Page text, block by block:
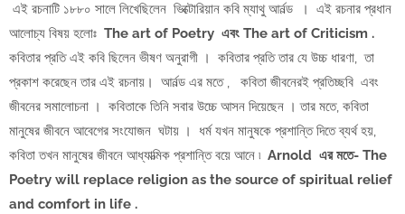
এই রচনাটি ১৮৮০ সালে লিখেছিলেন ভিক্টোরিয়ান কবি ম্যাথু আর্নল্ড । এই রচনার প্রধান
আলোচ্য বিষয় হলোঃ The art of Poetry এবং The art of Criticism .
কবিতার প্রতি এই কবি ছিলেন ভীষণ অনুরাগী । কবিতার প্রতি তার যে উচ্চ ধারণা, তা
প্রকাশ করেছেন তার এই রচনায়। আর্নল্ড এর মতে , কবিতা জীবনেরই প্রতিচ্ছবি এবং
জীবনের সমালোচনা । কবিতাকে তিনি সবার উচ্চে আসন দিয়েছেন । তার মতে, কবিতা
মানুষের জীবনে আবেগের সংযোজন ঘটায় । ধর্ম যখন মানুষকে প্রশান্তি দিতে ব্যর্থ হয়,
কবিতা তখন মানুষের জীবনে আধ্যাত্মিক প্রশান্তি বয়ে আনে ৷ Arnold এর মতে- The
Poetry will replace religion as the source of spiritual relief
and comfort in life .